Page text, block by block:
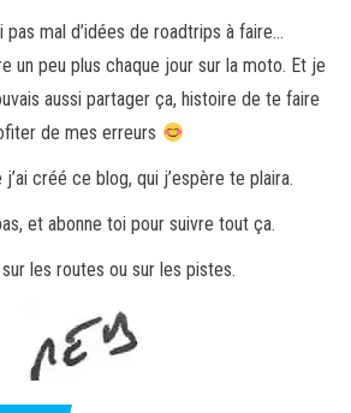
pas mal d’idées de roadtrips à faire…
un peu plus chaque jour sur la moto. Et je
aussi partager ça, histoire de te faire
de mes erreurs
j’ai créé ce blog, qui j’espère te plaira.
et abonne toi pour suivre tout ça.
les routes ou sur les pistes.